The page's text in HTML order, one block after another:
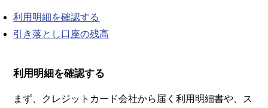
利用明細を確認する
引き落とし口座の残高
利用明細を確認する
まず、クレジットカード会社から届く利用明細書や、ス